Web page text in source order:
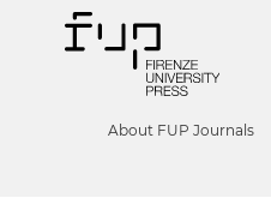
About FUP Journals